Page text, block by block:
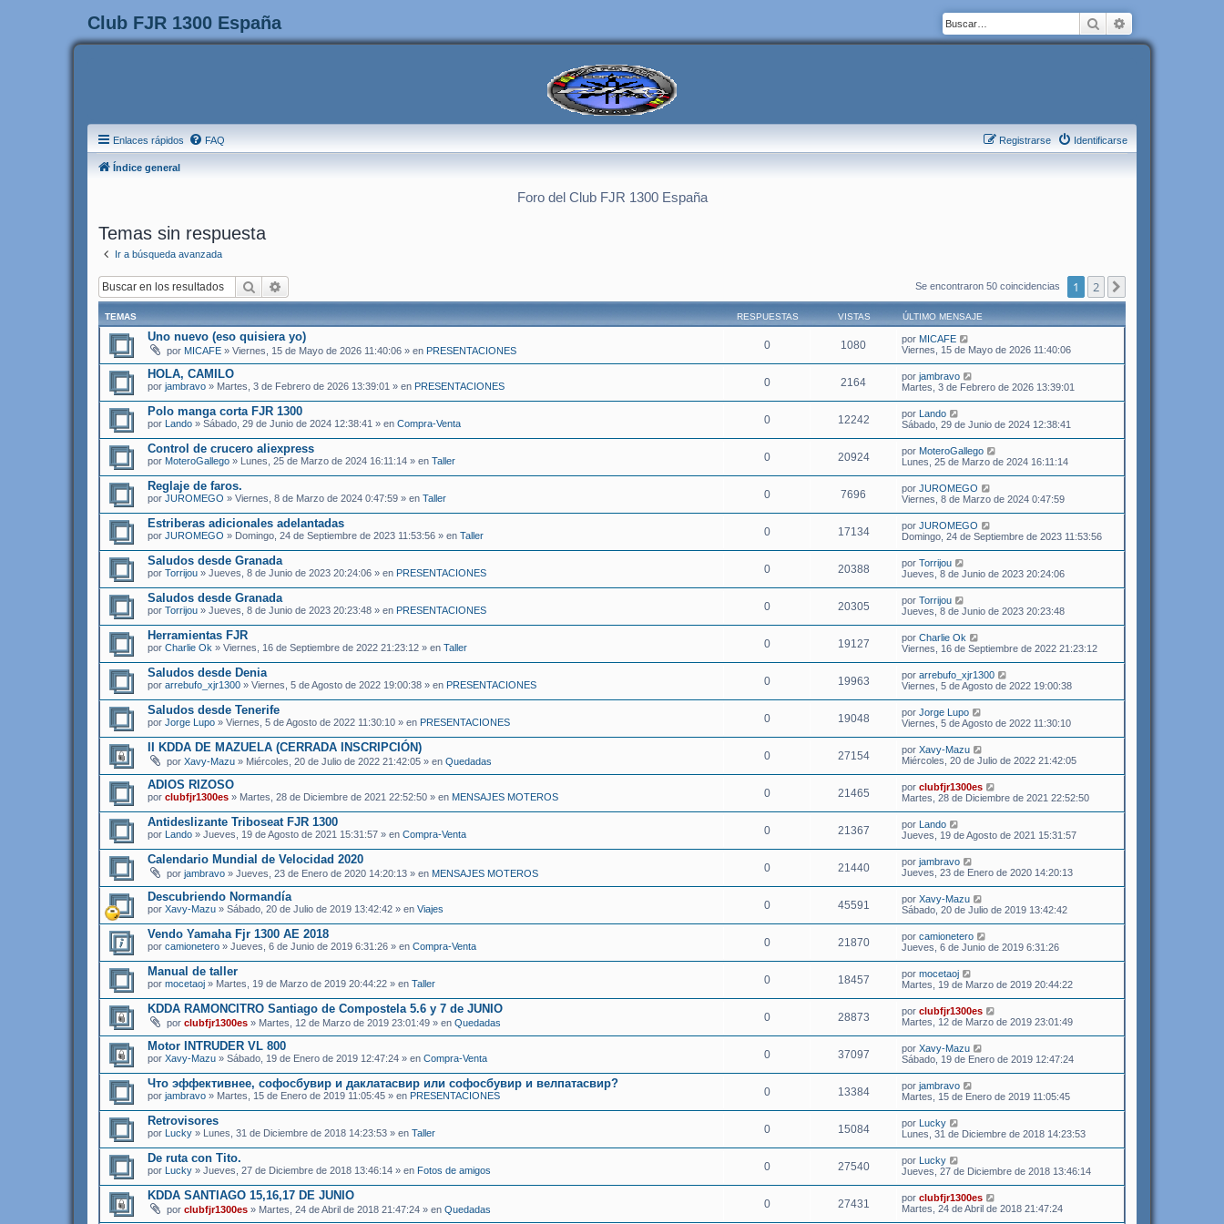
Club FJR 1300 España Buscar
Enlaces rápidos FAQ Identificarse
Registrarse
Índice general
Foro del Club FJR 1300 España
Temas sin respuesta
Ir a búsqueda avanzada
Buscar Se encontraron 50 coincidencias 1 2
TEMAS RESPUESTAS VISTAS ÚLTIMO MENSAJE
Uno nuevo (eso quisiera yo)
por MICAFE » Viernes, 15 de Mayo de 2026 11:40:06 » en PRESENTACIONES 0 1080 por MICAFE
Viernes, 15 de Mayo de 2026 11:40:06
HOLA, CAMILO
por jambravo » Martes, 3 de Febrero de 2026 13:39:01 » en PRESENTACIONES 0 2164 por jambravo
Martes, 3 de Febrero de 2026 13:39:01
Polo manga corta FJR 1300
por Lando » Sábado, 29 de Junio de 2024 12:38:41 » en Compra-Venta 0 12242 por Lando
Sábado, 29 de Junio de 2024 12:38:41
Control de crucero aliexpress
por MoteroGallego » Lunes, 25 de Marzo de 2024 16:11:14 » en Taller 0 20924 por MoteroGallego
Lunes, 25 de Marzo de 2024 16:11:14
Reglaje de faros.
por JUROMEGO » Viernes, 8 de Marzo de 2024 0:47:59 » en Taller 0 7696 por JUROMEGO
Viernes, 8 de Marzo de 2024 0:47:59
Estriberas adicionales adelantadas
por JUROMEGO » Domingo, 24 de Septiembre de 2023 11:53:56 » en Taller 0 17134 por JUROMEGO
Domingo, 24 de Septiembre de 2023 11:53:56
Saludos desde Granada
por Torrijou » Jueves, 8 de Junio de 2023 20:24:06 » en PRESENTACIONES 0 20388 por Torrijou
Jueves, 8 de Junio de 2023 20:24:06
Saludos desde Granada
por Torrijou » Jueves, 8 de Junio de 2023 20:23:48 » en PRESENTACIONES 0 20305 por Torrijou
Jueves, 8 de Junio de 2023 20:23:48
Herramientas FJR
por Charlie Ok » Viernes, 16 de Septiembre de 2022 21:23:12 » en Taller 0 19127 por Charlie Ok
Viernes, 16 de Septiembre de 2022 21:23:12
Saludos desde Denia
por arrebufo_xjr1300 » Viernes, 5 de Agosto de 2022 19:00:38 » en PRESENTACIONES 0 19963 por arrebufo_xjr1300
Viernes, 5 de Agosto de 2022 19:00:38
Saludos desde Tenerife
por Jorge Lupo » Viernes, 5 de Agosto de 2022 11:30:10 » en PRESENTACIONES 0 19048 por Jorge Lupo
Viernes, 5 de Agosto de 2022 11:30:10
II KDDA DE MAZUELA (CERRADA INSCRIPCIÓN)
por Xavy-Mazu » Miércoles, 20 de Julio de 2022 21:42:05 » en Quedadas 0 27154 por Xavy-Mazu
Miércoles, 20 de Julio de 2022 21:42:05
ADIOS RIZOSO
por clubfjr1300es » Martes, 28 de Diciembre de 2021 22:52:50 » en MENSAJES MOTEROS 0 21465 por clubfjr1300es
Martes, 28 de Diciembre de 2021 22:52:50
Antideslizante Triboseat FJR 1300
por Lando » Jueves, 19 de Agosto de 2021 15:31:57 » en Compra-Venta 0 21367 por Lando
Jueves, 19 de Agosto de 2021 15:31:57
Calendario Mundial de Velocidad 2020
por jambravo » Jueves, 23 de Enero de 2020 14:20:13 » en MENSAJES MOTEROS 0 21440 por jambravo
Jueves, 23 de Enero de 2020 14:20:13
Descubriendo Normandía
por Xavy-Mazu » Sábado, 20 de Julio de 2019 13:42:42 » en Viajes 0 45591 por Xavy-Mazu
Sábado, 20 de Julio de 2019 13:42:42
Vendo Yamaha Fjr 1300 AE 2018
por camionetero » Jueves, 6 de Junio de 2019 6:31:26 » en Compra-Venta 0 21870 por camionetero
Jueves, 6 de Junio de 2019 6:31:26
Manual de taller
por mocetaoj » Martes, 19 de Marzo de 2019 20:44:22 » en Taller 0 18457 por mocetaoj
Martes, 19 de Marzo de 2019 20:44:22
KDDA RAMONCITRO Santiago de Compostela 5.6 y 7 de JUNIO
por clubfjr1300es » Martes, 12 de Marzo de 2019 23:01:49 » en Quedadas 0 28873 por clubfjr1300es
Martes, 12 de Marzo de 2019 23:01:49
Motor INTRUDER VL 800
por Xavy-Mazu » Sábado, 19 de Enero de 2019 12:47:24 » en Compra-Venta 0 37097 por Xavy-Mazu
Sábado, 19 de Enero de 2019 12:47:24
Что эффективнее, софосбувир и даклатасвир или софосбувир и велпатасвир?
por jambravo » Martes, 15 de Enero de 2019 11:05:45 » en PRESENTACIONES 0 13384 por jambravo
Martes, 15 de Enero de 2019 11:05:45
Retrovisores
por Lucky » Lunes, 31 de Diciembre de 2018 14:23:53 » en Taller 0 15084 por Lucky
Lunes, 31 de Diciembre de 2018 14:23:53
De ruta con Tito.
por Lucky » Jueves, 27 de Diciembre de 2018 13:46:14 » en Fotos de amigos 0 27540 por Lucky
Jueves, 27 de Diciembre de 2018 13:46:14
KDDA SANTIAGO 15,16,17 DE JUNIO
por clubfjr1300es » Martes, 24 de Abril de 2018 21:47:24 » en Quedadas 0 27431 por clubfjr1300es
Martes, 24 de Abril de 2018 21:47:24